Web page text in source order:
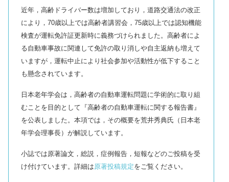
近年，高齢ドライバー数は増加しており，道路交通法の改正
により，70歳以上では高齢者講習会，75歳以上では認知機能
検査が運転免許証更新時に義務づけられました。高齢者によ
る自動車事故に関連して免許の取り消しや自主返納も増えて
いますが，運転中止により社会参加や活動性が低下すること
も懸念されています。
日本老年学会は，高齢者の自動車運転問題に学術的に取り組
むことを目的として『高齢者の自動車運転に関する報告書』
を公表しました。本項では，その概要を荒井秀典氏（日本老
年学会理事長）が解説しています。
小誌では原著論文，総説，症例報告，短報などのご投稿を受
け付けています。詳細は原著投稿規定をご覧ください。